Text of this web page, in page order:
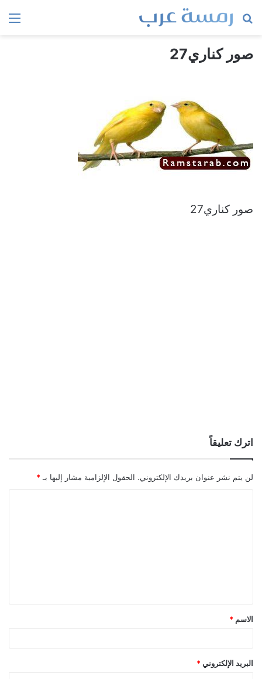
بحث
صور كناري27
صور كناري27
اترك تعليقاً
لن يتم نشر عنوان بريدك الإلكتروني. الحقول الإلزامية مشار إليها بـ *
ق
*
الاسم *
البريد الإلكتروني *